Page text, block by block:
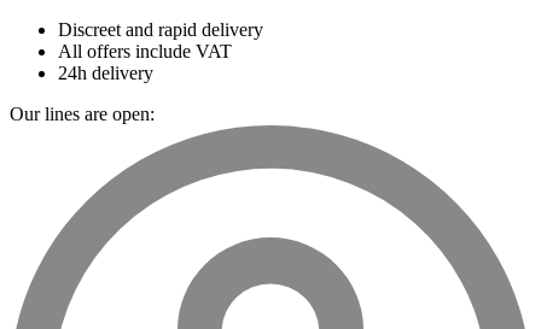
Discreet and rapid delivery
All offers include VAT
24h delivery
Our lines are open: